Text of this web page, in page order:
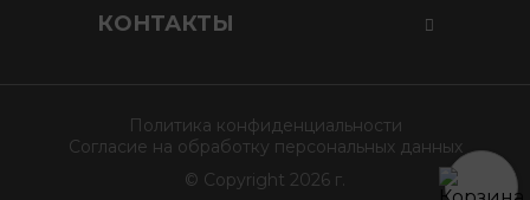
КОНТАКТЫ
Политика конфиденциальности
Cогласие на обработку персональных данных
© Copyright 2026 г.